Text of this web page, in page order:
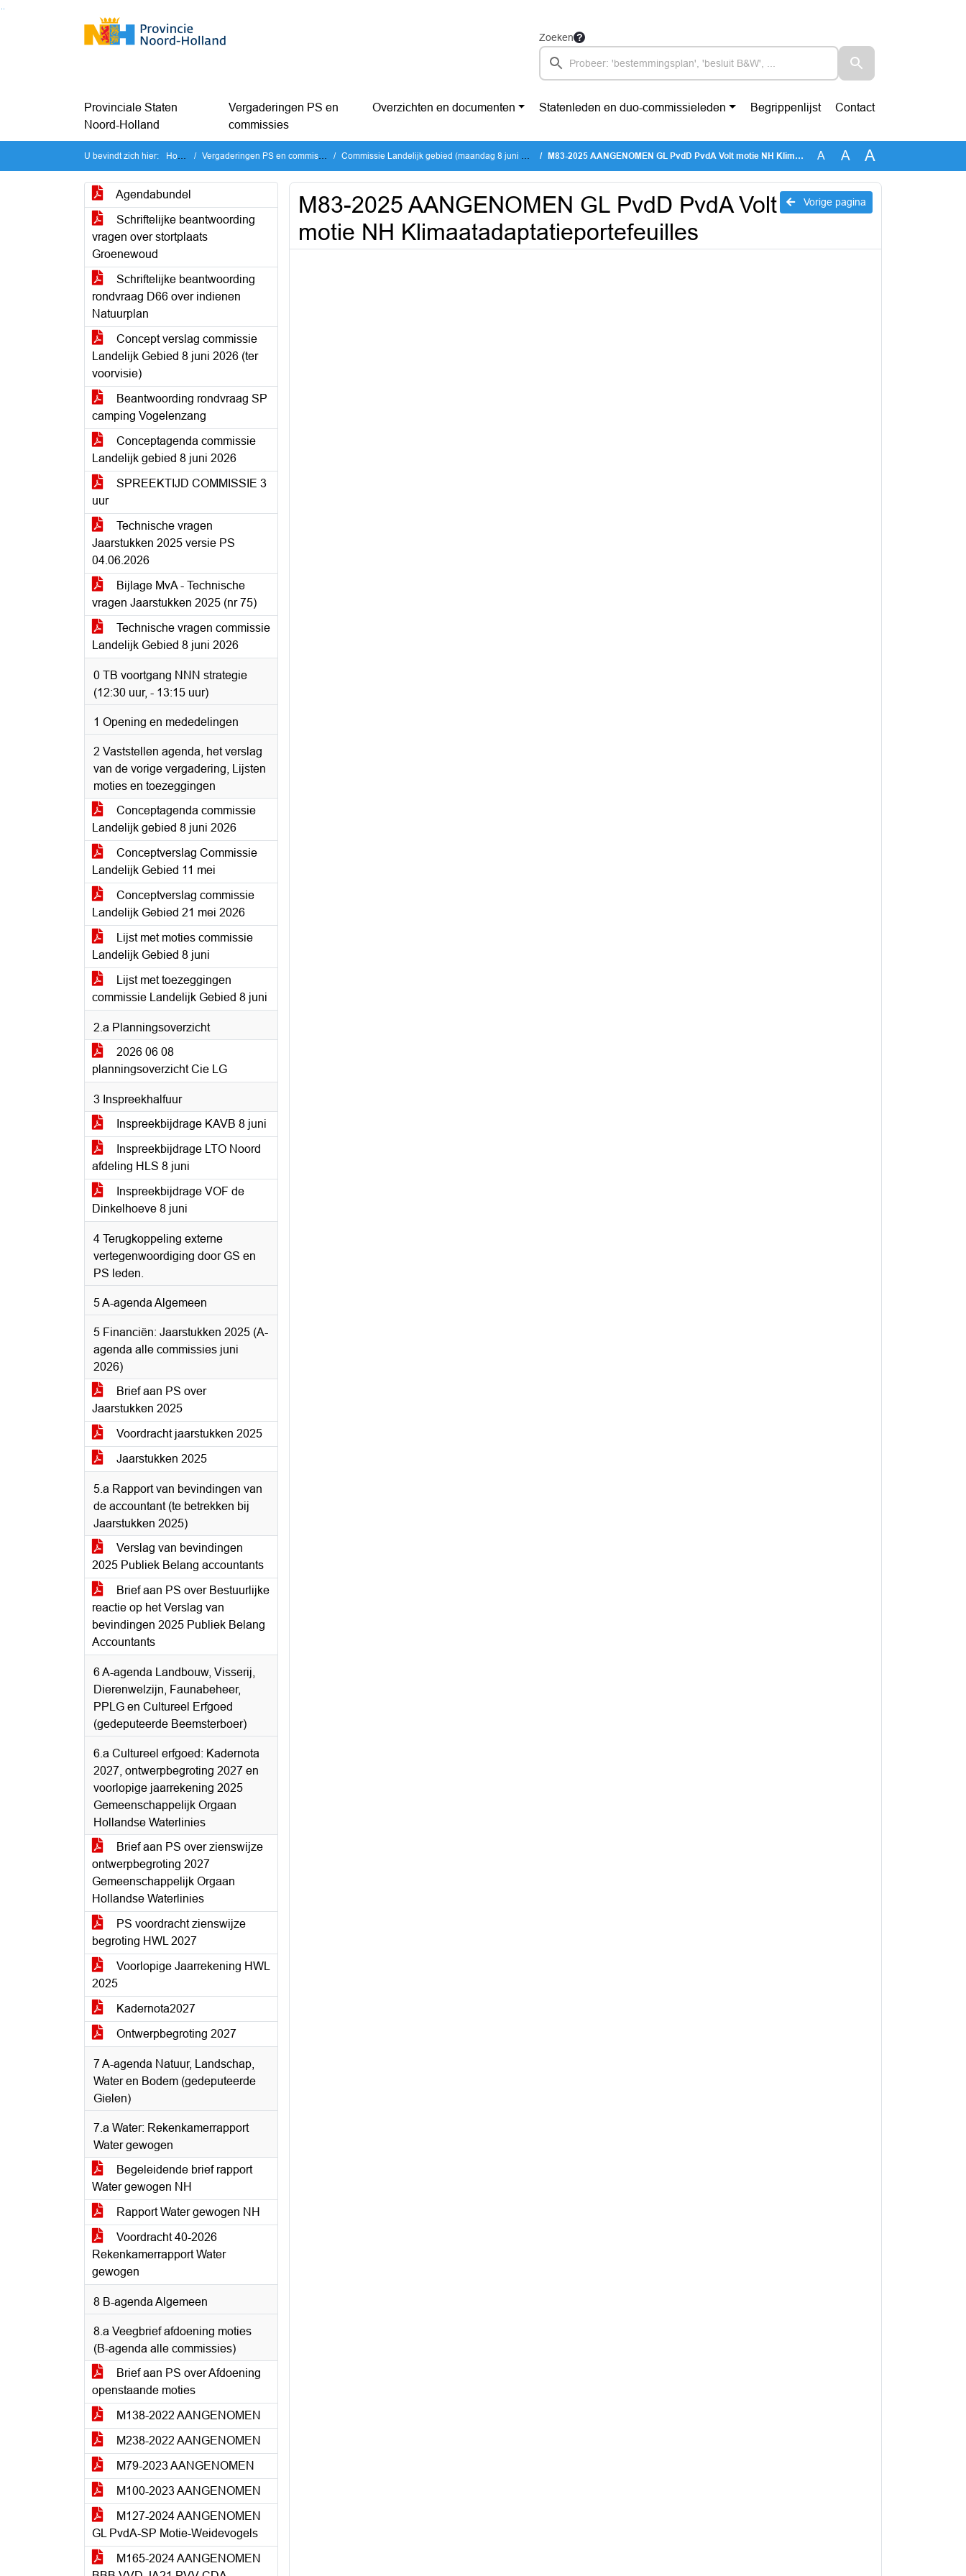
Ga naar de inhoud van deze pagina
Ga naar het zoeken
Zoeken
Provinciale Staten
Noord-Holland
Vergaderingen PS en
commissies
Overzichten en documenten Statenleden en duo-commissieleden Begrippenlijst Contact
U bevindt zich hier: Home Vergaderingen PS en commissies Commissie Landelijk gebied (maandag 8 juni 2026) M83-2025 AANGENOMEN GL PvdD PvdA Volt motie NH Klimaatadaptatieportefeuilles A A A
Agendabundel
Schriftelijke beantwoording
vragen over stortplaats
Groenewoud
Schriftelijke beantwoording
rondvraag D66 over indienen
Natuurplan
Concept verslag commissie
Landelijk Gebied 8 juni 2026 (ter
voorvisie)
Beantwoording rondvraag SP
camping Vogelenzang
Conceptagenda commissie
Landelijk gebied 8 juni 2026
SPREEKTIJD COMMISSIE 3
uur
Technische vragen
Jaarstukken 2025 versie PS
04.06.2026
Bijlage MvA - Technische
vragen Jaarstukken 2025 (nr 75)
Technische vragen commissie
Landelijk Gebied 8 juni 2026
0 TB voortgang NNN strategie
(12:30 uur, - 13:15 uur)
1 Opening en mededelingen
2 Vaststellen agenda, het verslag
van de vorige vergadering, Lijsten
moties en toezeggingen
Conceptagenda commissie
Landelijk gebied 8 juni 2026
Conceptverslag Commissie
Landelijk Gebied 11 mei
Conceptverslag commissie
Landelijk Gebied 21 mei 2026
Lijst met moties commissie
Landelijk Gebied 8 juni
Lijst met toezeggingen
commissie Landelijk Gebied 8 juni
2.a Planningsoverzicht
2026 06 08
planningsoverzicht Cie LG
3 Inspreekhalfuur
Inspreekbijdrage KAVB 8 juni
Inspreekbijdrage LTO Noord
afdeling HLS 8 juni
Inspreekbijdrage VOF de
Dinkelhoeve 8 juni
4 Terugkoppeling externe
vertegenwoordiging door GS en
PS leden.
5 A-agenda Algemeen
5 Financiën: Jaarstukken 2025 (A-
agenda alle commissies juni
2026)
Brief aan PS over
Jaarstukken 2025
Voordracht jaarstukken 2025
Jaarstukken 2025
5.a Rapport van bevindingen van
de accountant (te betrekken bij
Jaarstukken 2025)
Verslag van bevindingen
2025 Publiek Belang accountants
Brief aan PS over Bestuurlijke
reactie op het Verslag van
bevindingen 2025 Publiek Belang
Accountants
6 A-agenda Landbouw, Visserij,
Dierenwelzijn, Faunabeheer,
PPLG en Cultureel Erfgoed
(gedeputeerde Beemsterboer)
6.a Cultureel erfgoed: Kadernota
2027, ontwerpbegroting 2027 en
voorlopige jaarrekening 2025
Gemeenschappelijk Orgaan
Hollandse Waterlinies
Brief aan PS over zienswijze
ontwerpbegroting 2027
Gemeenschappelijk Orgaan
Hollandse Waterlinies
PS voordracht zienswijze
begroting HWL 2027
Voorlopige Jaarrekening HWL
2025
Kadernota2027
Ontwerpbegroting 2027
7 A-agenda Natuur, Landschap,
Water en Bodem (gedeputeerde
Gielen)
7.a Water: Rekenkamerrapport
Water gewogen
Begeleidende brief rapport
Water gewogen NH
Rapport Water gewogen NH
Voordracht 40-2026
Rekenkamerrapport Water
gewogen
8 B-agenda Algemeen
8.a Veegbrief afdoening moties
(B-agenda alle commissies)
Brief aan PS over Afdoening
openstaande moties
M138-2022 AANGENOMEN
M238-2022 AANGENOMEN
M79-2023 AANGENOMEN
M100-2023 AANGENOMEN
M127-2024 AANGENOMEN
GL PvdA-SP Motie-Weidevogels
M165-2024 AANGENOMEN
Vorige pagina
M83-2025 AANGENOMEN GL PvdD PvdA Volt
motie NH Klimaatadaptatieportefeuilles